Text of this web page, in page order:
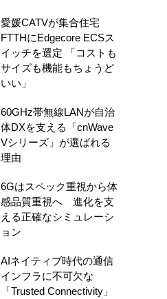
愛媛CATVが集合住宅
FTTHにEdgecore ECSス
イッチを選定 「コストも
サイズも機能もちょうど
いい」
60GHz帯無線LANが自治
体DXを支える「cnWave
Vシリーズ」が選ばれる
理由
6Gはスペック重視から体
感品質重視へ 進化を支
える正確なシミュレーシ
ョン
AIネイティブ時代の通信
インフラに不可欠な
「Trusted Connectivity」